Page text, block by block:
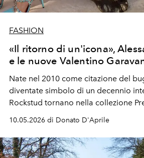
FASHION
«Il ritorno di un'icona»,
e le nuove Valentino
Nate nel 2010 come citazione del
diventate simbolo di un decennio
Rockstud tornano nella collezione
rende protagonista, ancora una
Michele le ha reinterpretate senza
modo per farlo davvero.
10.05.2026 di Donato D'Aprile